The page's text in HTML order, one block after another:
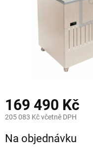
169 490 Kč
205 083 Kč včetně DPH
cena:
Na objednávku